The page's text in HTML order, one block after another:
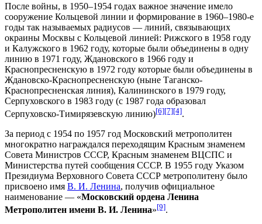
После войны, в 1950–1954 годах важное значение имело
сооружение Кольцевой линии и формирование в 1960–1980-е
годы так называемых радиусов — линий, связывающих
окраины Москвы с Кольцевой линией: Рижского в 1958 году
и Калужского в 1962 году, которые были объединены в одну
линию в 1971 году, Ждановского в 1966 году и
Краснопресненскую в 1972 году которые были объединены в
Ждановско-Краснопресненскую (ныне Таганско-
Краснопресненская линия), Калининского в 1979 году,
Серпуховского в 1983 году (с 1987 года образовал
Серпуховско-Тимирязевскую линию)[6][7][4].
За период с 1954 по 1957 год Московский метрополитен
многократно награждался переходящим Красным знаменем
Совета Министров СССР, Красным знаменем ВЦСПС и
Министерства путей сообщения СССР. В 1955 году Указом
Президиума Верховного Совета СССР метрополитену было
присвоено имя В. И. Ленина, получив официальное
наименование — «Московский ордена Ленина
Метрополитен имени В. И. Ленина»[9].